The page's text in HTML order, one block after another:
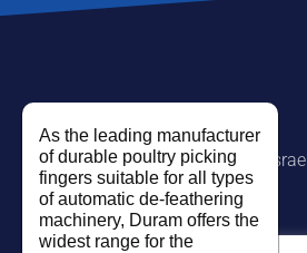
Kibbutz Ramat Hakovesh, Israel
Tel. +972-9-7474458
Fax +972-9-7474479
As the leading manufacturer
of durable poultry picking
fingers suitable for all types
of automatic de-feathering
machinery, Duram offers the
widest range for the